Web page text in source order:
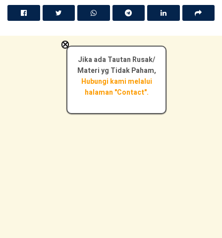
Jika ada Tautan Rusak/
Materi yg Tidak Paham,
Hubungi kami melalui
halaman "Contact".
×